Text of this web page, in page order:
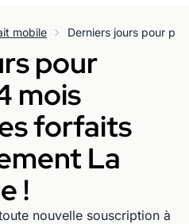
mobile
pour
mois
forfaits
La
!
nouvelle souscription à